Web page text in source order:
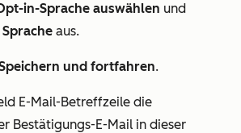
in-Sprache auswählen und
Sprache aus.
und fortfahren.
E-Mail-Betreffzeile die
Bestätigungs-E-Mail in dieser